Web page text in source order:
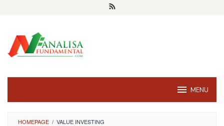
MENU
HOMEPAGE / VALUE INVESTING